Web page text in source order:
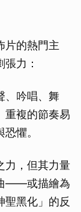
片的熱門主
力：
、吟唱、舞
重複的節奏易
懼。
力，但其力量
——或描繪為
聖黑化」的反